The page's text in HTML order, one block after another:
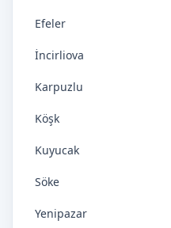
Efeler
İncirliova
Karpuzlu
Köşk
Kuyucak
Söke
Yenipazar